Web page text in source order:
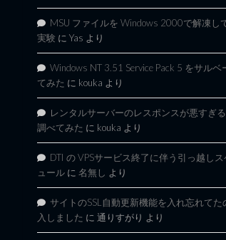
MSU ファイルを Windows 2000で解凍し
実験 に Yas より
Windows NT 3.51 Service Pack 5 をサルベ
てみた に kouka より
レンタルサーバーのレスポンスが悪すぎ
調べてみた に kouka より
DTI の VPSサービス終了に伴う引っ越しス
ュール に 名無し より
サイトのSSL自動更新機能を入れ忘れてた
入しました に 通りすがり より